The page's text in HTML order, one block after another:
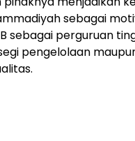
sebagai
sebagai perguruan
pengelolaan